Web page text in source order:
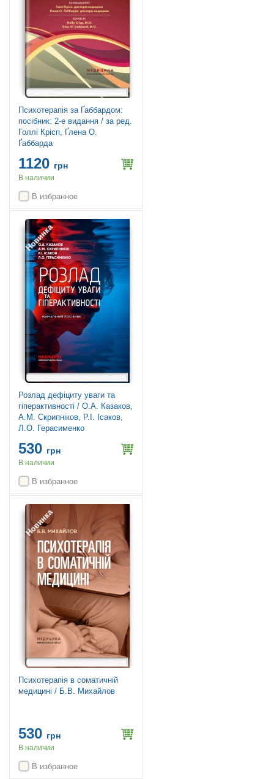
Психотерапія за Ґаббардом:
посібник: 2-е видання / за ред.
Голлі Крісп, Ґлена О.
Ґаббарда
1120 грн
В наличии
В избранное
Новинка
Розлад дефіциту уваги та
гіперактивності / О.А. Казаков,
А.М. Скрипніков, Р.І. Ісаков,
Л.О. Герасименко
530 грн
В наличии
В избранное
Новинка
Психотерапія в соматичній
медицині / Б.В. Михайлов
530 грн
В наличии
В избранное